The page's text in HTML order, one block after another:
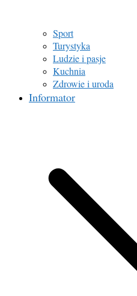
Sport
Turystyka
Ludzie i pasje
Kuchnia
Zdrowie i uroda
Informator